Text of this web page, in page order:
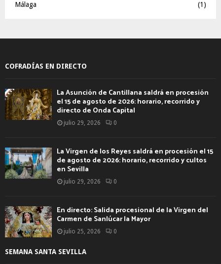
Málaga
(1)
COFRADÍAS EN DIRECTO
La Asunción de Cantillana saldrá en procesión
el 15 de agosto de 2026: horario, recorrido y
directo de Onda Capital
julio 29, 2026 0
La Virgen de los Reyes saldrá en procesión el 15
de agosto de 2026: horario, recorrido y cultos
en Sevilla
julio 29, 2026 0
En directo: Salida procesional de la Virgen del
Carmen de Sanlúcar la Mayor
julio 25, 2026 0
SEMANA SANTA SEVILLA